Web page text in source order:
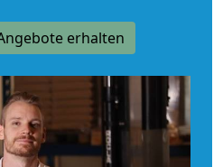
erhalten